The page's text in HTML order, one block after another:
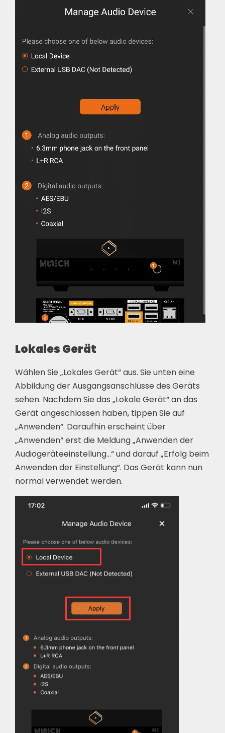
Lokales Gerät
Wählen Sie „Lokales Gerät“ aus. Sie unten eine
Abbildung der Ausgangsanschlüsse des Geräts
sehen. Nachdem Sie das „Lokale Gerät“ an das
Gerät angeschlossen haben, tippen Sie auf
„Anwenden“. Daraufhin erscheint über
„Anwenden“ erst die Meldung „Anwenden der
Audiogeräteeinstellung…“ und darauf „Erfolg beim
Anwenden der Einstellung“. Das Gerät kann nun
normal verwendet werden.